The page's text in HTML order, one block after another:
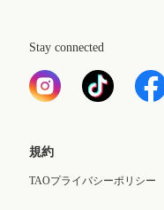
Stay connected
規約
TAOプライバシーポリシー